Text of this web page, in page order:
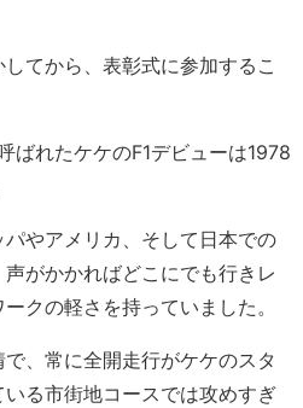
てから、表彰式に参加するこ
ばれたケケのF1デビューは1978
やアメリカ、そして日本での
がかかればどこにでも行きレ
クの軽さを持っていました。
、常に全開走行がケケのスタ
る市街地コースでは攻めすぎ